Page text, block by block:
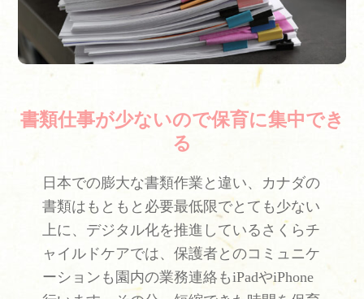
書類仕事が少ないので保育に集中でき
る
日本での膨大な書類作業と違い、カナダの
書類はもともと必要最低限でとても少ない
上に、デジタル化を推進しているさくらチ
ャイルドケアでは、保護者とのコミュニケ
ーションも園内の業務連絡もiPadやiPhone